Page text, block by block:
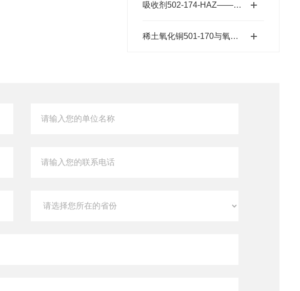
吸收剂502-174-HAZ——碱石棉二氧化碳吸收剂原理与元素分析及气体净化应用
稀土氧化铜501-170与氧化铜的材料特性差异